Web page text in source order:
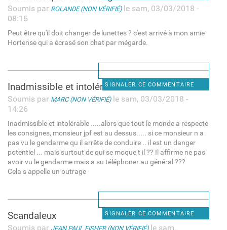
Soumis par ROLANDE (NON VÉRIFIÉ)le sam, 03/03/2018 -
08:15
Peut être qu'il doit changer de lunettes ? c'est arrivé à mon amie
Hortense qui a écrasé son chat par mégarde.
SIGNALER CE COMMENTAIRE
Inadmissible et intolérable .
Soumis par MARC (NON VÉRIFIÉ)le sam, 03/03/2018 -
14:26
Inadmissible et intolérable .....alors que tout le monde a respecte
les consignes, monsieur jpf est au dessus..... si ce monsieur n a
pas vu le gendarme qu il arrête de conduire .. il est un danger
potentiel ... mais surtout de qui se moque t il ?? Il affirme ne pas
avoir vu le gendarme mais a su téléphoner au général ???
Cela s appelle un outrage
SIGNALER CE COMMENTAIRE
Scandaleux
Soumis par JEAN PAUL FISHER (NON VÉRIFIÉ)le sam,